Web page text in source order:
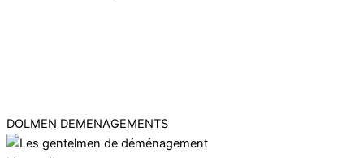
DOLMEN DEMENAGEMENTS